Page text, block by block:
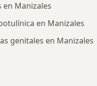
Manizales
en Manizales
genitales en Manizales